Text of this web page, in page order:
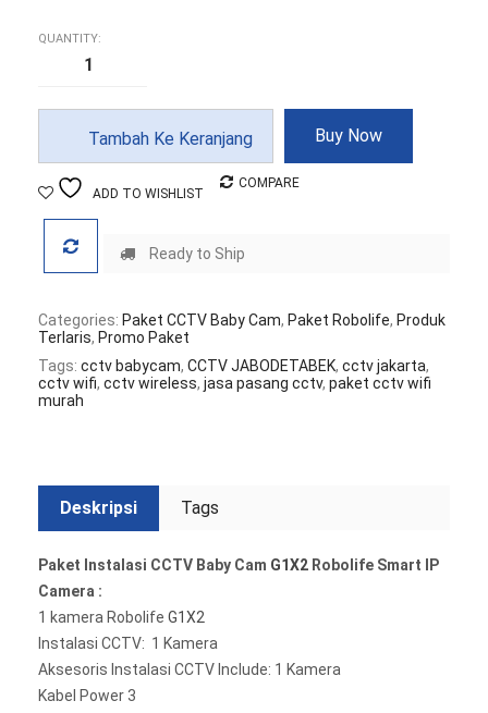
QUANTITY:
Paket
Cam
Robolife
G1X2
Smart
IP
Tambah Ke Keranjang Buy Now
ADD TO WISHLIST
COMPARE
Ready to Ship
Categories: Paket CCTV Baby Cam, Paket Robolife, Produk
Terlaris, Promo Paket
Tags: cctv babycam, CCTV JABODETABEK, cctv jakarta,
cctv wifi, cctv wireless, jasa pasang cctv, paket cctv wifi
murah
Deskripsi Tags
Paket Instalasi CCTV Baby Cam G1X2 Robolife Smart IP
Camera :
1 kamera Robolife G1X2
Instalasi CCTV: 1 Kamera
Aksesoris Instalasi CCTV Include: 1 Kamera
Kabel Power 3